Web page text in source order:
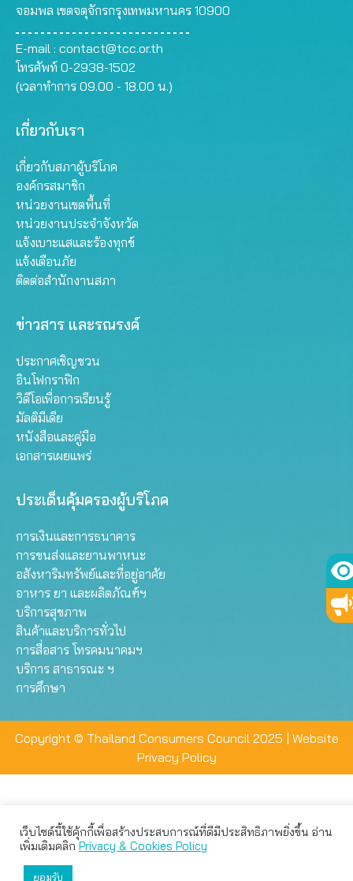
จอมพล เขตจตุจักรกรุงเทพมหานคร 10900
E-mail : contact@tcc.or.th
โทรศัพท์ 0-2938-1502
(เวลาทำการ 09.00 - 18.00 น.)
เกี่ยวกับเรา
เกี่ยวกับสภาผู้บริโภค
องค์กรสมาชิก
หน่วยงานเขตพื้นที่
หน่วยงานประจำจังหวัด
แจ้งเบาะแสและร้องทุกข์
แจ้งเตือนภัย
ติดต่อสำนักงานสภา
ข่าวสาร และรณรงค์
ประกาศเชิญชวน
อินโฟกราฟิก
วิดีโอเพื่อการเรียนรู้
มัลติมีเดีย
หนังสือและคู่มือ
เอกสารเผยแพร่
ประเด็นคุ้มครองผู้บริโภค
การเงินและการธนาคาร
การขนส่งและยานพาหนะ
อสังหาริมทรัพย์และที่อยู่อาศัย
อาหาร ยา และผลิตภัณฑ์ฯ
บริการสุขภาพ
สินค้าและบริการทั่วไป
การสื่อสาร โทรคมนาคมฯ
บริการ สาธารณะ ฯ
การศึกษา
Copyright © Thailand Consumers Council 2025 | Website
Privacy Policy
เว็บไซต์นี้ใช้คุ้กกี้เพื่อสร้างประสบการณ์ที่ดีมีประสิทธิภาพยิ่งขึ้น อ่าน
เพิ่มเติมคลิกPrivacy & Cookies Policy
ยอมรับ
เว็บไซต์นี้ใช้คุกกี้เพื่อมอบประสบการณ์การใช้งานที่ดีให้แก่ท่าน คุณ
สามารถเลือกตั้งค่าความเป็นส่วนตัวได้